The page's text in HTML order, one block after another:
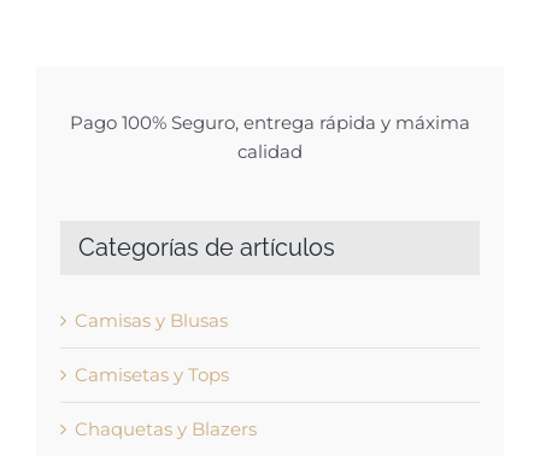
Pago 100% Seguro, entrega rápida y máxima
calidad
Categorías de artículos
Camisas y Blusas
Camisetas y Tops
Chaquetas y Blazers